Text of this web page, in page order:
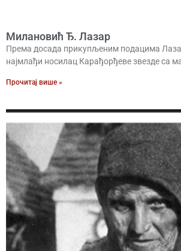
Милановић Ђ. Лазар
Према досада прикупљеним подацима
најмлађи носилац Карађорђеве звезде са
Прочитај више »